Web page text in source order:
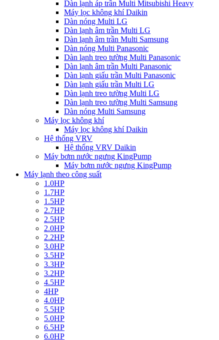
Dàn lạnh áp trần Multi Mitsubishi Heavy
Máy lọc không khí Daikin
Dàn nóng Multi LG
Dàn lạnh âm trần Multi LG
Dàn lạnh âm trần Multi Samsung
Dàn nóng Multi Panasonic
Dàn lạnh treo tường Multi Panasonic
Dàn lạnh âm trần Multi Panasonic
Dàn lạnh giấu trần Multi Panasonic
Dàn lạnh giấu trần Multi LG
Dàn lạnh treo tường Multi LG
Dàn lạnh treo tường Multi Samsung
Dàn nóng Multi Samsung
Máy lọc không khí
Máy lọc không khí Daikin
Hệ thống VRV
Hệ thống VRV Daikin
Máy bơm nước ngưng KingPump
Máy bơm nước ngưng KingPump
Máy lạnh theo công suất
1.0HP
1.7HP
1.5HP
2.7HP
2.5HP
2.0HP
2.2HP
3.0HP
3.5HP
3.3HP
3.2HP
4.5HP
4HP
4.0HP
5.5HP
5.0HP
6.5HP
6.0HP